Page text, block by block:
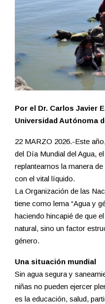
Por el Dr. Carlos Javier
Universidad Autónoma
22 MARZO 2026.-Este
del Día Mundial del Agua,
replantearnos la manera
con el vital líquido.
La Organización de las
tiene como lema “Agua y
haciendo hincapié de que
natural, sino un factor
género.
Una situación mundial
Sin agua segura y
niñas no pueden ejercer
es la educación, salud,